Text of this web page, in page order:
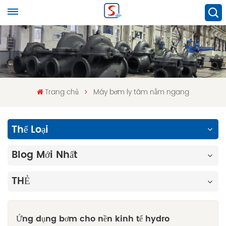
Trang chủ Máy bơm ly tâm nằm ngang
Thể Loại
Blog Mới Nhất
THẺ
Ứng dụng bơm cho nền kinh tế hydro